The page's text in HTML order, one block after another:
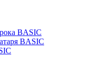
BASIC
BASIC